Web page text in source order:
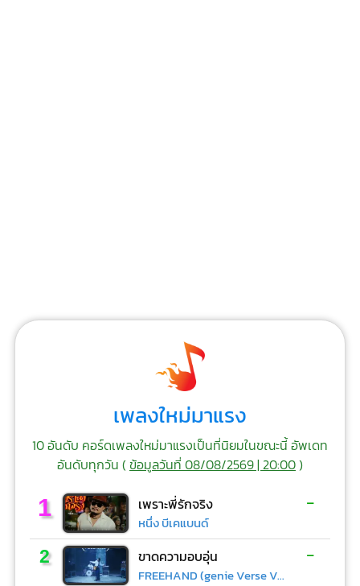
เพลงใหม่มาแรง
10 อันดับ คอร์ดเพลงใหม่มาแรงเป็นที่นิยมในขณะนี้ อัพเดท
อันดับทุกวัน (ข้อมูลวันที่ 08/08/2569 | 20:00)
1 เพราะพี่รักจริง
หนึ่ง บีเคแบนด์
-
2 ขาดความอบอุ่น
FREEHAND (genie Verse Vol.1)
-